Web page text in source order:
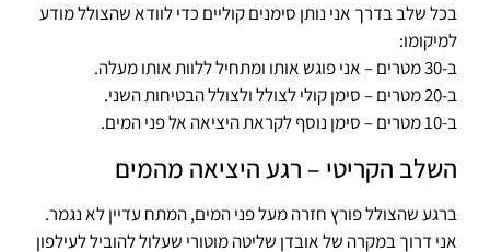
בכל שלב בדרך אני נותן סימנים קוליים כדי לוודא שהצולל מודע
למיקומו:
ב-30 מטרים – אני פוגש אותו ומתחיל ללוות אותו מעלה.
ב-20 מטרים – סימן קולי לצולל ולצולל הבטיחות השני.
ב-10 מטרים – סימן נוסף לקראת היציאה אל פני המים.
השלב הקריטי – רגע היציאה מהמים
ברגע שהצולל פורץ חזרה מעל פני המים, המתח עדיין לא נגמר.
אני דרוך במקרה של אובדן שליטה מוטורי שעלול להוביל לעילפון